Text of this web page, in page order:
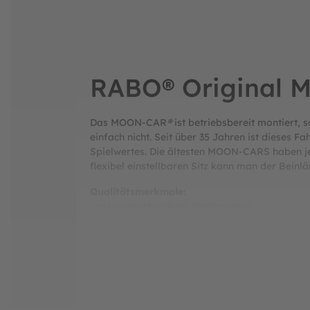
RABO® Original
Das MOON-CAR®ist betriebsbereit montiert,
einfach nicht. Seit über 35 Jahren ist dieses
Spielwertes. Die ältesten MOON-CARS